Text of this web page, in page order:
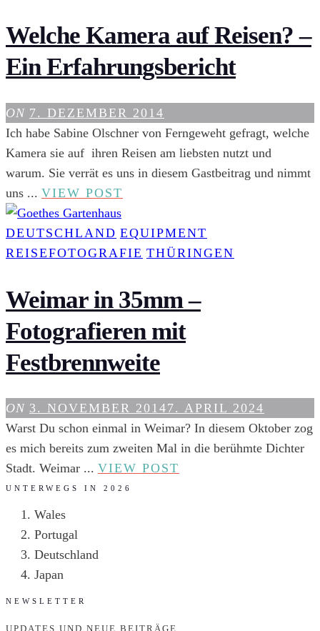
Welche Kamera auf Reisen? –
Ein Erfahrungsbericht
ON 7. DEZEMBER 2014
Ich habe Sabine Olschner von Ferngeweht gefragt, welche
Kamera sie auf ihren Reisen am liebsten nutzt und
warum. Sie verrät es uns in diesem Gastbeitrag und nimmt
uns ... VIEW POST
AUF
REISEN?
EIN
ERFAHRUNGSBERICHT
DEUTSCHLAND EQUIPMENT
REISEFOTOGRAFIE THÜRINGEN
Weimar in 35mm –
Fotografieren mit
Festbrennweite
ON 3. NOVEMBER 20147. APRIL 2024
Warst Du schon einmal in Weimar? In diesem Oktober zog
es mich bereits zum zweiten Mal in die berühmte Dichter
Stadt. Weimar ... VIEW POST
UNTERWEGS IN 2026
Wales
Portugal
Deutschland
Japan
NEWSLETTER
UPDATES UND NEUE BEITRÄGE